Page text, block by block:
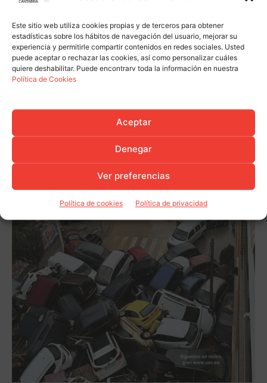
Este sitio web utiliza cookies propias y de terceros para obtener
estadísticas sobre los hábitos de navegación del usuario, mejorar su
experiencia y permitirle compartir contenidos en redes sociales. Usted
puede aceptar o rechazar las cookies, así como personalizar cuáles
quiere deshabilitar. Puede encontrarv toda la información en nuestra
Política de Cookies
Aceptar
Denegar
Ver preferencias
Política de cookies Política de privacidad